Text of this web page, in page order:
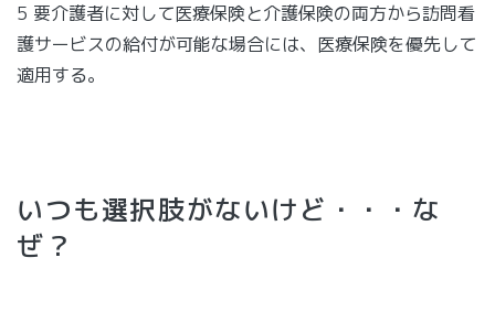
5 要介護者に対して医療保険と介護保険の両方から訪問看
護サービスの給付が可能な場合には、医療保険を優先して
適用する。
いつも選択肢がないけど・・・な
ぜ？